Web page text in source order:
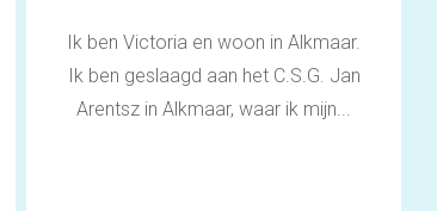
de App
Ik ben Victoria en woon in Alkmaar.
Ik ben geslaagd aan het C.S.G. Jan
Arentsz in Alkmaar, waar ik mijn...